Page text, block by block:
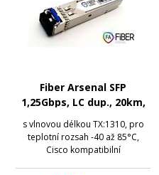
Fiber Arsenal SFP
1,25Gbps, LC dup., 20km,
85°C, Cisco
s vlnovou délkou TX:1310, pro
teplotní rozsah -40 až 85°C,
Cisco kompatibilní